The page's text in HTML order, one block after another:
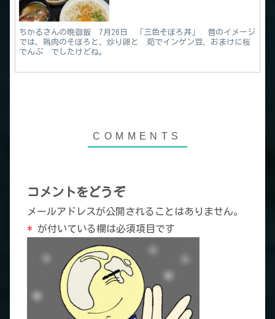
ちかるさんの晩御飯 7月26日 「三色そぼろ丼」 昔のイメージ
では、鶏肉のそぼろと、炒り卵と 茹でインゲン豆、おまけに桜
でんぶ でしたけどね。
コメントをどうぞ
メールアドレスが公開されることはありません。
* が付いている欄は必須項目です